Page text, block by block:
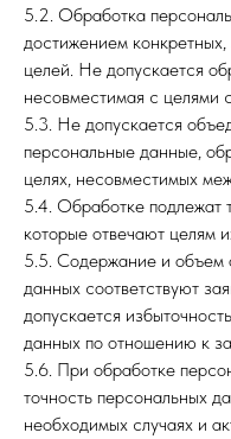
5.2. Обработка
достижением
целей. Не допускается
несовместимая с целями
5.3. Не допускается
персональные данные,
целях, несовместимых
5.4. Обработке подлежат
которые отвечают целям
5.5. Содержание и объем
данных соответствуют
допускается
данных по отношению к
5.6. При обработке
точность персональных
необходимых случаях и